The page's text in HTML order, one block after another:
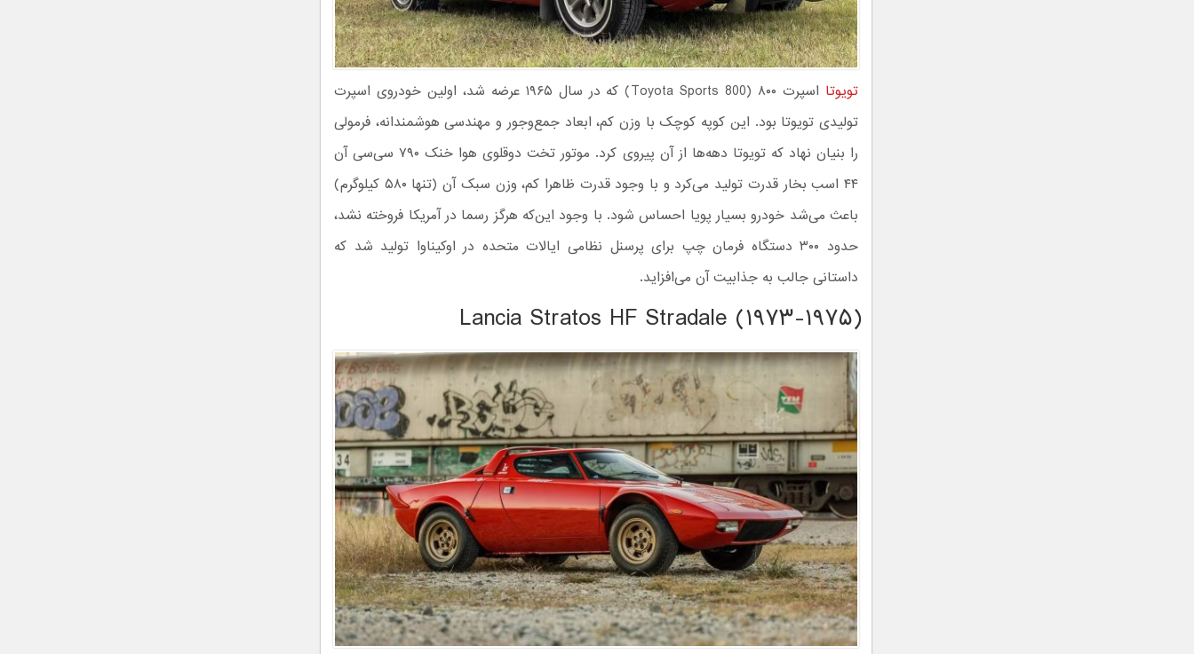
تویوتا
اسپرت ۸۰۰ (Toyota Sports 800) که در سال ۱۹۶۵ عرضه شد، اولین خودروی اسپرت
تولیدی تویوتا بود. این کوپه کوچک با وزن کم، ابعاد جمع‌وجور و مهندسی هوشمندانه، فرمولی
را بنیان نهاد که تویوتا دهه‌ها از آن پیروی کرد. موتور تخت دوقلوی هوا خنک ۷۹۰ سی‌سی آن
۴۴ اسب بخار قدرت تولید می‌کرد و با وجود قدرت ظاهرا کم، وزن سبک آن (تنها ۵۸۰ کیلوگرم)
باعث می‌شد خودرو بسیار پویا احساس شود. با وجود این‌که هرگز رسما در آمریکا فروخته نشد،
حدود ۳۰۰ دستگاه فرمان چپ برای پرسنل نظامی ایالات متحده در اوکیناوا تولید شد که
داستانی جالب به جذابیت آن می‌افزاید.
Lancia Stratos HF Stradale (۱۹۷۳-۱۹۷۵)